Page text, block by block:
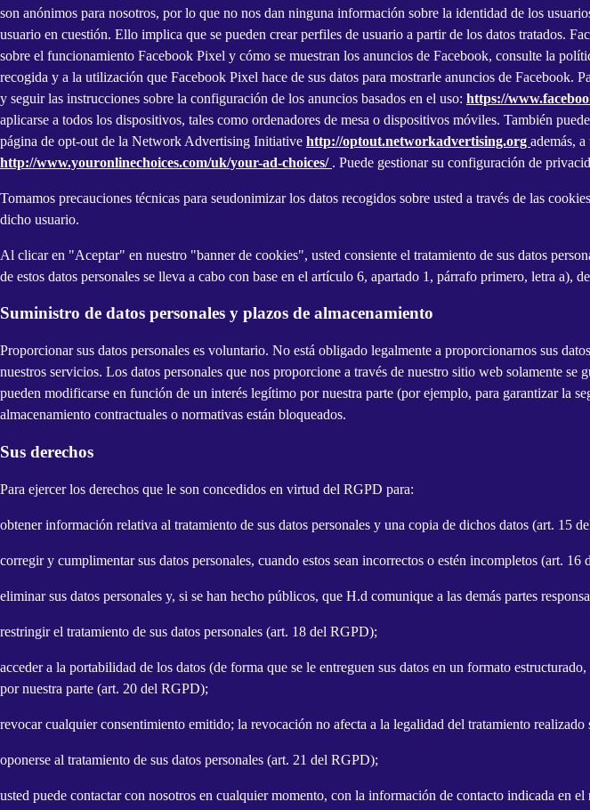
son anónimos para nosotros, por lo que no nos dan ninguna información sobre la identidad de los
usuario en cuestión. Ello implica que se pueden crear perfiles de usuario a partir de los datos tratados.
sobre el funcionamiento Facebook Pixel y cómo se muestran los anuncios de Facebook, consulte la
recogida y a la utilización que Facebook Pixel hace de sus datos para mostrarle anuncios de
y seguir las instrucciones sobre la configuración de los anuncios basados en el uso: https://
aplicarse a todos los dispositivos, tales como ordenadores de mesa o dispositivos móviles. También
página de opt-out de la Network Advertising Initiative http://optout.networkadvertising.org además,
http://www.youronlinechoices.com/uk/your-ad-choices/ . Puede gestionar su configuración de
Tomamos precauciones técnicas para seudonimizar los datos recogidos sobre usted a través de las
dicho usuario.
Al clicar en "Aceptar" en nuestro "banner de cookies", usted consiente el tratamiento de sus datos
de estos datos personales se lleva a cabo con base en el artículo 6, apartado 1, párrafo primero, letra a),
Suministro de datos personales y plazos de almacenamiento
Proporcionar sus datos personales es voluntario. No está obligado legalmente a proporcionarnos sus
nuestros servicios. Los datos personales que nos proporcione a través de nuestro sitio web solamente
pueden modificarse en función de un interés legítimo por nuestra parte (por ejemplo, para garantizar la
almacenamiento contractuales o normativas están bloqueados.
Sus derechos
Para ejercer los derechos que le son concedidos en virtud del RGPD para:
obtener información relativa al tratamiento de sus datos personales y una copia de dichos datos (art. 15
corregir y cumplimentar sus datos personales, cuando estos sean incorrectos o estén incompletos (art. 16
eliminar sus datos personales y, si se han hecho públicos, que H.d comunique a las demás partes
restringir el tratamiento de sus datos personales (art. 18 del RGPD);
acceder a la portabilidad de los datos (de forma que se le entreguen sus datos en un formato
por nuestra parte (art. 20 del RGPD);
revocar cualquier consentimiento emitido; la revocación no afecta a la legalidad del tratamiento
oponerse al tratamiento de sus datos personales (art. 21 del RGPD);
usted puede contactar con nosotros en cualquier momento, con la información de contacto indicada en